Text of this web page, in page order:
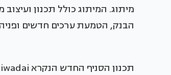
מיתוג. המיתוג כולל תכנון
הבנק, הטמעת ערכים חדשים